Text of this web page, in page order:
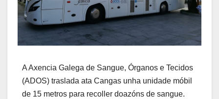
A Axencia Galega de Sangue, Órganos e Tecidos
(ADOS) traslada ata Cangas unha unidade móbil
de 15 metros para recoller doazóns de sangue.